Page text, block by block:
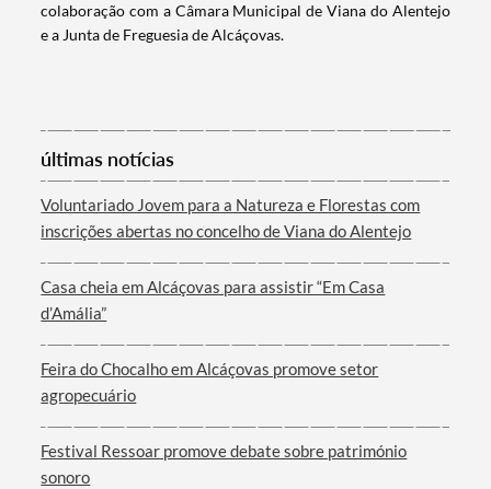
Termo de Pesquisa
Categorias gerais
Filtros
colaboração com a Câmara Municipal de Viana do Alentejo
e a Junta de Freguesia de Alcáçovas.
últimas notícias
Voluntariado Jovem para a Natureza e Florestas com
inscrições abertas no concelho de Viana do Alentejo
Casa cheia em Alcáçovas para assistir “Em Casa
d’Amália”
Feira do Chocalho em Alcáçovas promove setor
agropecuário
Festival Ressoar promove debate sobre património
sonoro